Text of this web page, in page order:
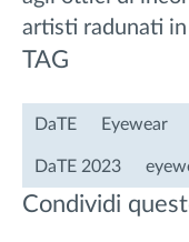
artisti radunati
TAG
DaTE Eyewear
DaTE 2023
Condividi